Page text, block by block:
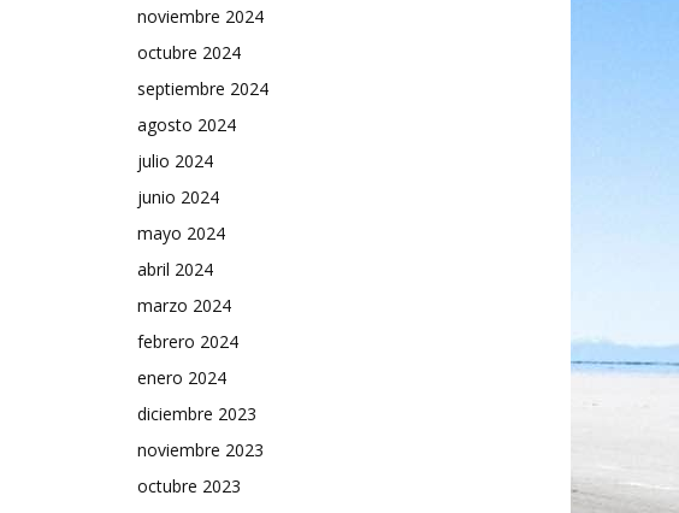
noviembre 2024
octubre 2024
septiembre 2024
agosto 2024
julio 2024
junio 2024
mayo 2024
abril 2024
marzo 2024
febrero 2024
enero 2024
diciembre 2023
noviembre 2023
octubre 2023